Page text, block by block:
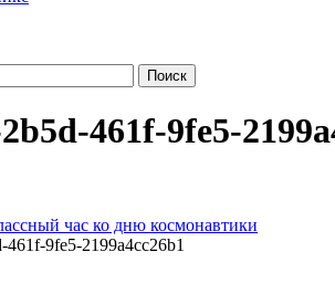
461f-9fe5-
час ко дню космонавтики
461f-9fe5-2199a4cc26b1